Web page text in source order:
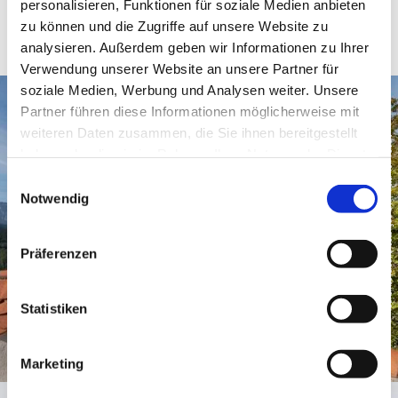
personalisieren, Funktionen für soziale Medien anbieten
zu können und die Zugriffe auf unsere Website zu
analysieren. Außerdem geben wir Informationen zu Ihrer
Verwendung unserer Website an unsere Partner für
soziale Medien, Werbung und Analysen weiter. Unsere
Partner führen diese Informationen möglicherweise mit
weiteren Daten zusammen, die Sie ihnen bereitgestellt
i
n
w
i
l
i
Notwendig
Präferenzen
Statistiken
Marketing
© Tourismusverband Ostallgäu e.V. / Peter von Felbert